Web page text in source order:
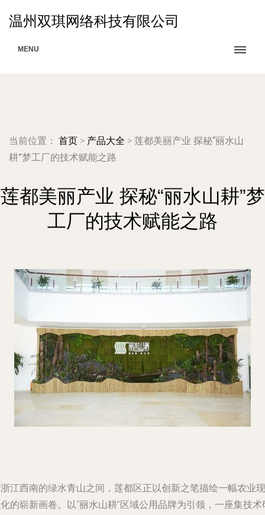
温州双琪网络科技有限公司
MENU
当前位置： 首页 > 产品大全 > 莲都美丽产业 探秘“丽水山
耕”梦工厂的技术赋能之路
莲都美丽产业 探秘“丽水山耕”梦
工厂的技术赋能之路
江西南的绿水青山之间，莲都区正以创新之笔描绘一幅农业现
的崭新画卷。以“丽水山耕”区域公用品牌为引领，一座集技术